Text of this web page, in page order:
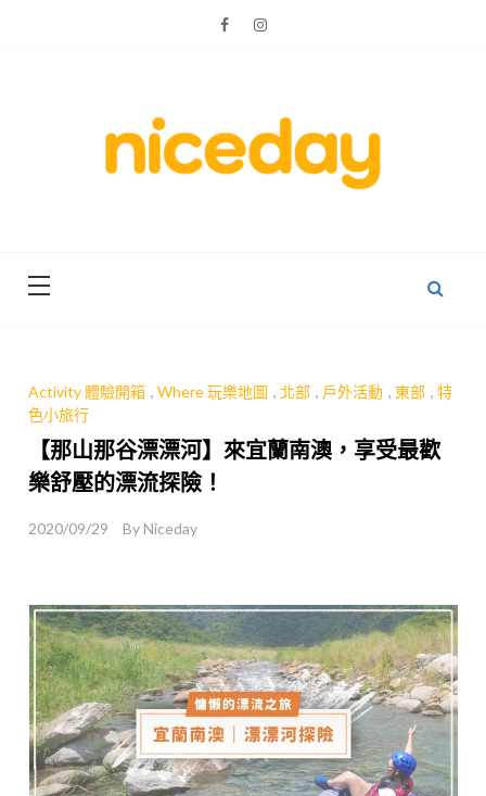
Activity 體驗開箱 ,Where 玩樂地圖 ,北部 , 戶外活動 , 東部 ,特
色小旅行
【那山那谷漂漂河】來宜蘭南澳，享受最歡
樂舒壓的漂流探險！
2020/09/29 ByNiceday